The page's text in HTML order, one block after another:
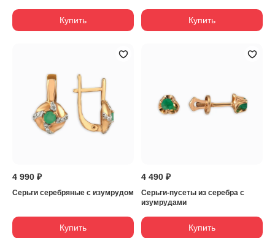
Купить Купить
4 990 ₽
Серьги серебряные с изумрудом
Купить
4 490 ₽
Серьги-пусеты из серебра с
изумрудами
Купить